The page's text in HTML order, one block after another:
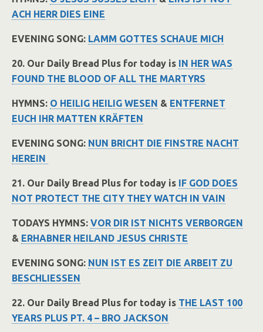
ACH HERR DIES EINE
EVENING SONG: LAMM GOTTES SCHAUE MICH
20. Our Daily Bread Plus for today is IN HER WAS
FOUND THE BLOOD OF ALL THE MARTYRS
HYMNS: O HEILIG HEILIG WESEN & ENTFERNET
EUCH IHR MATTEN KRÄFTEN
EVENING SONG: NUN BRICHT DIE FINSTRE NACHT
HEREIN
21. Our Daily Bread Plus for today is IF GOD DOES
NOT PROTECT THE CITY THEY WATCH IN VAIN
TODAYS HYMNS: VOR DIR IST NICHTS VERBORGEN
& ERHABNER HEILAND JESUS CHRISTE
EVENING SONG: NUN IST ES ZEIT DIE ARBEIT ZU
BESCHLIESSEN
22. Our Daily Bread Plus for today is THE LAST 100
YEARS PLUS PT. 4 – BRO JACKSON